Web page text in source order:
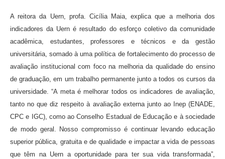
A reitora da Uern, profa. Cicília Maia, explica que a melhoria dos
indicadores da Uern é resultado do esforço coletivo da comunidade
acadêmica, estudantes, professores e técnicos e da gestão
universitária, somado à uma política de fortalecimento do processo de
avaliação institucional com foco na melhoria da qualidade do ensino
de graduação, em um trabalho permanente junto a todos os cursos da
universidade. “A meta é melhorar todos os indicadores de avaliação,
tanto no que diz respeito à avaliação externa junto ao Inep (ENADE,
CPC e IGC), como ao Conselho Estadual de Educação e à sociedade
de modo geral. Nosso compromisso é continuar levando educação
superior pública, gratuita e de qualidade e impactar a vida de pessoas
que têm na Uern a oportunidade para ter sua vida transformada”,